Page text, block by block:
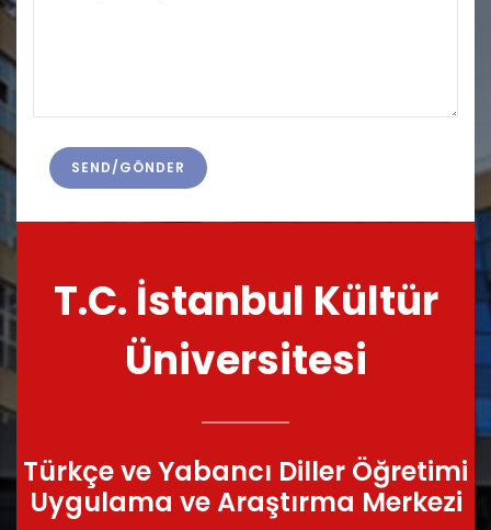
T.C. İstanbul Kültür
Üniversitesi
Türkçe ve Yabancı Diller Öğretimi
Uygulama ve Araştırma Merkezi